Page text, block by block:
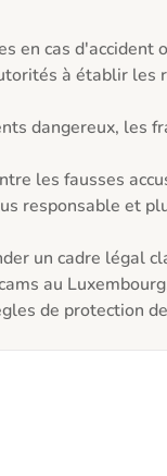
en cas d'accident
à établir les
dangereux, les
les fausses
responsable et
un cadre légal
au
de protection